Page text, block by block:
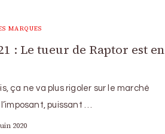
MARQUES
: Le tueur de Raptor est en
ça ne va plus rigoler sur le marché
puissant …
2020